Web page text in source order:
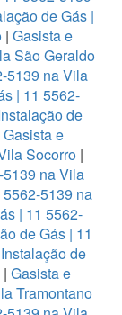
de Gás |
| Gasista e
São Geraldo
5139 na Vila
| 11 5562-
de
Gasista e
Socorro|
na Vila
5139 na
| 11 5562-
de Gás | 11
de
| Gasista e
Tramontano